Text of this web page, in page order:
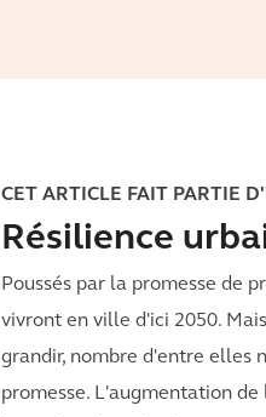
CET ARTICLE FAIT PARTIE
Résilience
Poussés par la promesse de
vivront en ville d'ici 2050.
grandir, nombre d'entre elles
promesse. L'augmentation